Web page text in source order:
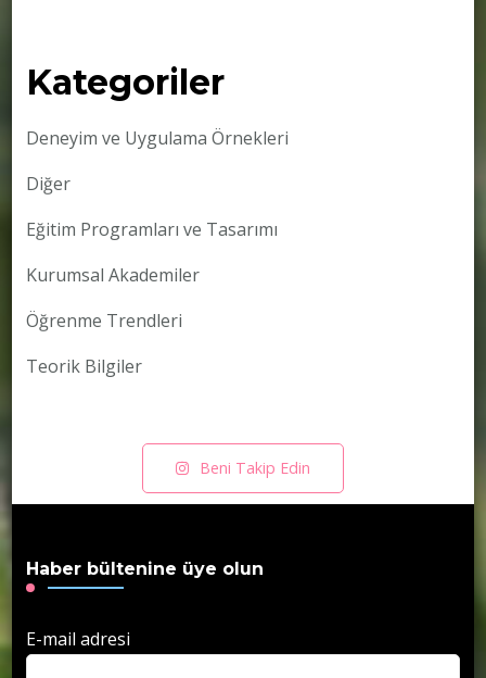
Kategoriler
Deneyim ve Uygulama Örnekleri
Diğer
Eğitim Programları ve Tasarımı
Kurumsal Akademiler
Öğrenme Trendleri
Teorik Bilgiler
Beni Takip Edin
Haber bültenine üye olun
E-mail adresi